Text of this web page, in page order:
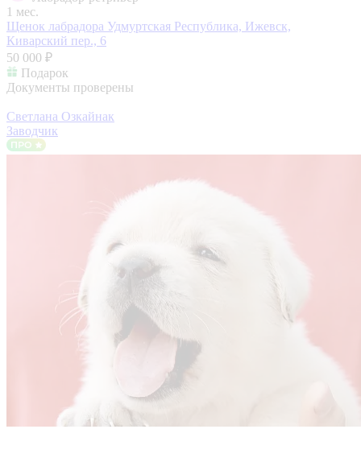
1 мес.
Щенок лабрадора Удмуртская Республика, Ижевск,
Киварский пер., 6
50 000 ₽
Подарок
Документы проверены
Светлана Озкайнак
Заводчик